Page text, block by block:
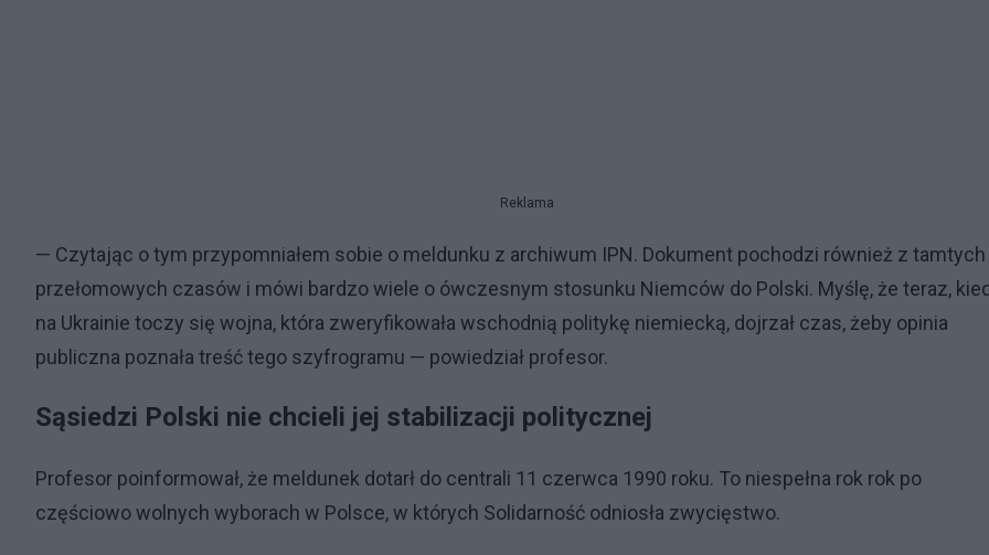
Reklama
— Czytając o tym przypomniałem sobie o meldunku z archiwum IPN. Dokument pochodzi również z tamtych
przełomowych czasów i mówi bardzo wiele o ówczesnym stosunku Niemców do Polski. Myślę, że teraz,
na Ukrainie toczy się wojna, która zweryfikowała wschodnią politykę niemiecką, dojrzał czas, żeby opinia
publiczna poznała treść tego szyfrogramu — powiedział profesor.
Sąsiedzi Polski nie chcieli jej stabilizacji politycznej
Profesor poinformował, że meldunek dotarł do centrali 11 czerwca 1990 roku. To niespełna rok rok po
częściowo wolnych wyborach w Polsce, w których Solidarność odniosła zwycięstwo.